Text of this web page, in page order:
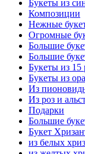
Букеты из
Композиции
Нежные
Огромные
Большие
Большие
Букеты из 15
Букеты из
Из
Из роз и
Подарки
Большие
Букет
из белых